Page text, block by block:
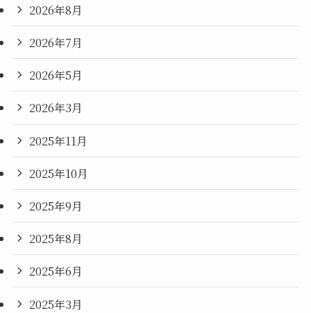
2026年8月
2026年7月
2026年5月
2026年3月
2025年11月
2025年10月
2025年9月
2025年8月
2025年6月
2025年3月